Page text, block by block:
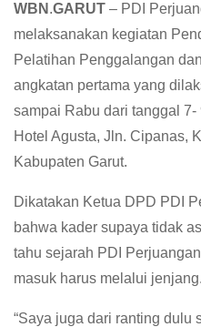
WBN .GARUT – PDI
melaksanakan kegiatan
Pelatihan Penggalangan
angkatan pertama yang
sampai Rabu dari tanggal
Hotel Agusta, Jln. Cipanas,
Kabupaten Garut.
Dikatakan Ketua DPD PDI
bahwa kader supaya tidak
tahu sejarah PDI
masuk harus melalui jenjang.
“Saya juga dari ranting dulu